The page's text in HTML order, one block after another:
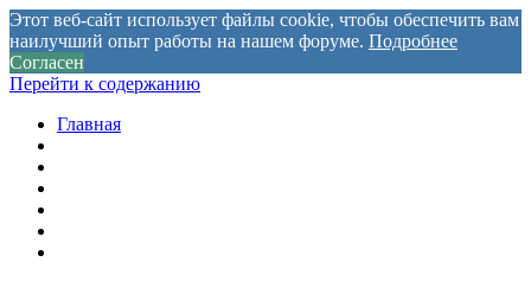
Этот веб-сайт использует файлы cookie, чтобы обеспечить вам
наилучший опыт работы на нашем форуме. Подробнее
Согласен
Перейти к содержанию
Главная